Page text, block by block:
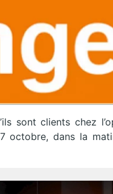
sont clients chez
octobre, dans la